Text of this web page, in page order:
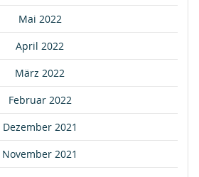
Mai 2022
April 2022
März 2022
Februar 2022
Dezember 2021
November 2021